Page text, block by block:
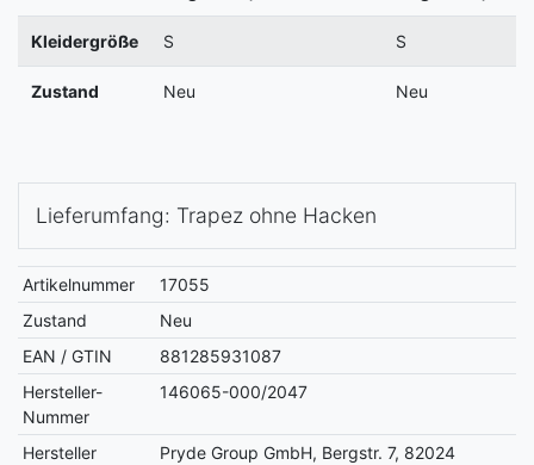
Kleidergröße S S
Zustand Neu Neu
Lieferumfang: Trapez ohne Hacken
Artikelnummer
17055
Zustand
Neu
EAN / GTIN
881285931087
Hersteller-
Nummer
146065-000/2047
Hersteller
Pryde Group GmbH, Bergstr. 7, 82024